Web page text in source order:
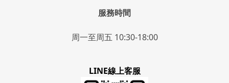
服務時間
周一至周五 10:30-18:00
LINE線上客服